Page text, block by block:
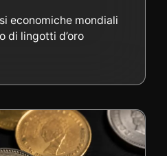
economiche mondiali
di lingotti d’oro